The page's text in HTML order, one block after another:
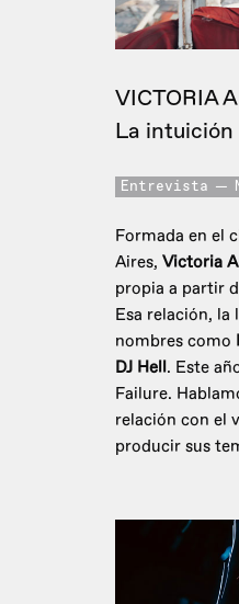
VICTORIA
La
Entrevista
Formada en el
Aires, Victoria
propia a partir
Esa relación,
nombres como
DJ Hell. Este
Failure.
relación con el
producir sus